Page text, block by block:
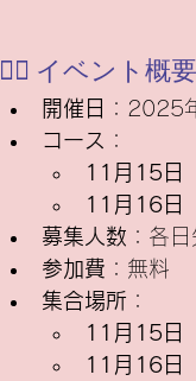
🚴‍♀️ イベント概要
開催日
：2025
コース
：
11月15日
11月16日
募集人数 ：各
参加費 ：無料
集合場所 ：
11月15日
11月16日